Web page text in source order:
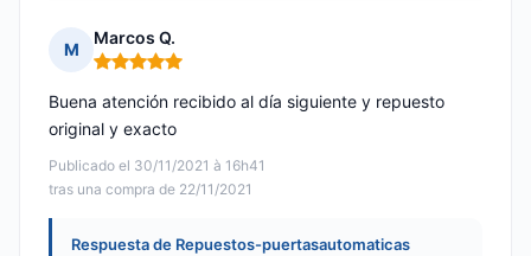
M
Marcos Q.
Nota: 5 de 5
Publicado el 30/11/2021 à 16h41
tras una compra de 22/11/2021
Buena atención recibido al día siguiente y repuesto
original y exacto
Respuesta de Repuestos-puertasautomaticas